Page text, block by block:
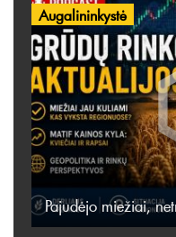
Augalininkystė
Pajudėjo miežiai,